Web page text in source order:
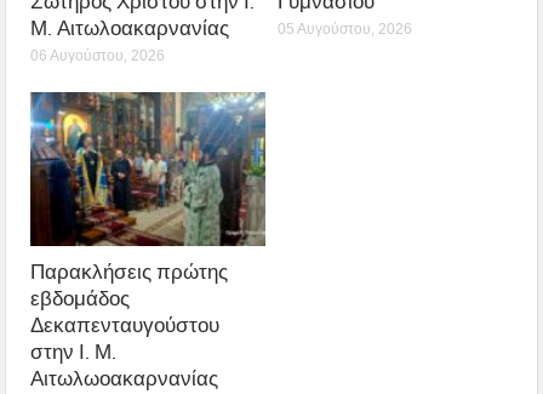
Μ. Αιτωλοακαρνανίας
06 Αυγούστου, 2026
05 Αυγούστου, 2026
Παρακλήσεις πρώτης
εβδομάδος
Δεκαπενταυγούστου
στην Ι. Μ.
Αιτωλωοακαρνανίας